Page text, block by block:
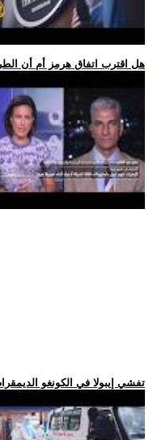
.. هل اقترب اتفاق هرمز أم أن
.. تفشي إيبولا في الكونغو